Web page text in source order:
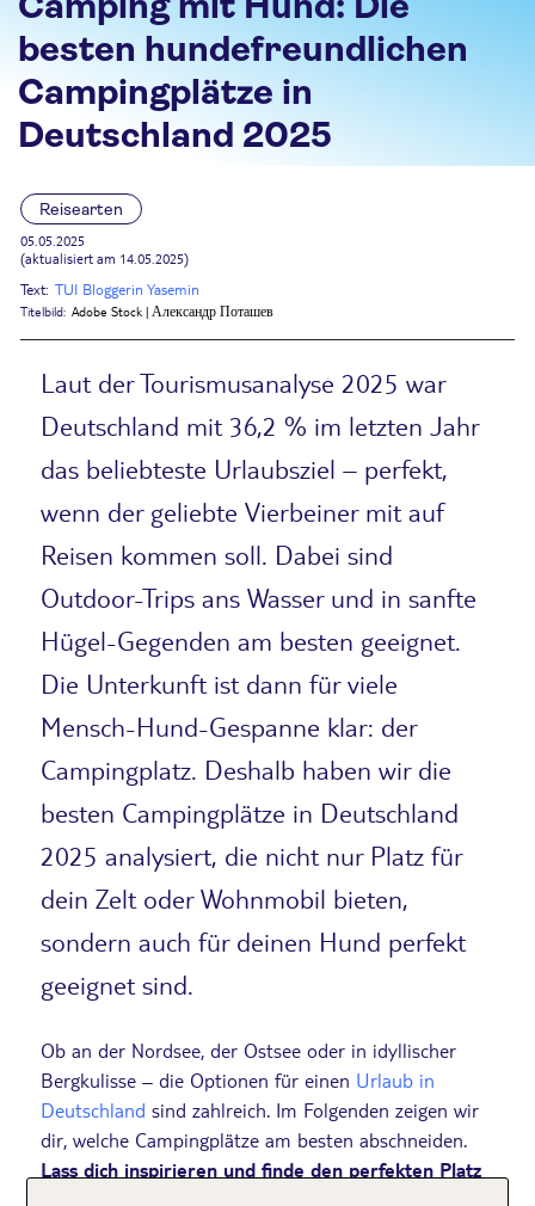
besten hundefreundlichen
Campingplätze in
Deutschland 2025
Reisearten
05.05.2025
(aktualisiert am 14.05.2025)
Text: TUI Bloggerin Yasemin
Titelbild: Adobe Stock | Александр Поташев
Laut der Tourismusanalyse 2025 war
Deutschland mit 36,2 % im letzten Jahr
das beliebteste Urlaubsziel – perfekt,
wenn der geliebte Vierbeiner mit auf
Reisen kommen soll. Dabei sind
Outdoor-Trips ans Wasser und in sanfte
Hügel-Gegenden am besten geeignet.
Die Unterkunft ist dann für viele
Mensch-Hund-Gespanne klar: der
Campingplatz. Deshalb haben wir die
besten Campingplätze in Deutschland
2025 analysiert, die nicht nur Platz für
dein Zelt oder Wohnmobil bieten,
sondern auch für deinen Hund perfekt
geeignet sind.
Ob an der Nordsee, der Ostsee oder in idyllischer
Bergkulisse – die Optionen für einen Urlaub in
Deutschland sind zahlreich. Im Folgenden zeigen wir
dir, welche Campingplätze am besten abschneiden.
Lass dich inspirieren und finde den perfekten Platz